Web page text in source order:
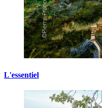
L'essentiel